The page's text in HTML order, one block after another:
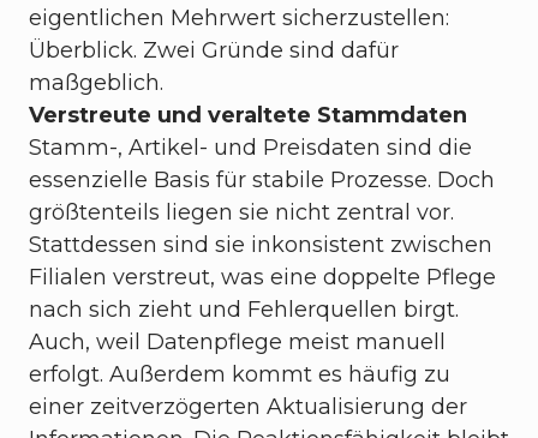
eigentlichen Mehrwert sicherzustellen:
Überblick. Zwei Gründe sind dafür
maßgeblich.
Verstreute und veraltete Stammdaten
Stamm-, Artikel- und Preisdaten sind die
essenzielle Basis für stabile Prozesse. Doch
größtenteils liegen sie nicht zentral vor.
Stattdessen sind sie inkonsistent zwischen
Filialen verstreut, was eine doppelte Pflege
nach sich zieht und Fehlerquellen birgt.
Auch, weil Datenpflege meist manuell
erfolgt. Außerdem kommt es häufig zu
einer zeitverzögerten Aktualisierung der